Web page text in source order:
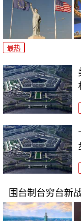
最热
围台制台穷台新